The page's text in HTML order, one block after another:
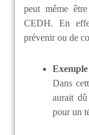
peut même
CEDH. En
prévenir ou de
Dans
aurait dû
pour un